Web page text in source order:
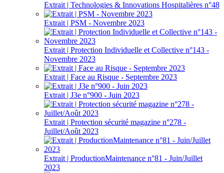
Extrait | Technologies & Innovations Hospitalières n°48
Extrait | PSM - Novembre 2023
Extrait | Protection Individuelle et Collective n°143 -
Novembre 2023
Extrait | Face au Risque - Septembre 2023
Extrait | J3e n°900 - Juin 2023
Extrait | Protection sécurité magazine n°278 -
Juillet/Août 2023
Extrait | ProductionMaintenance n°81 - Juin/Juillet
2023